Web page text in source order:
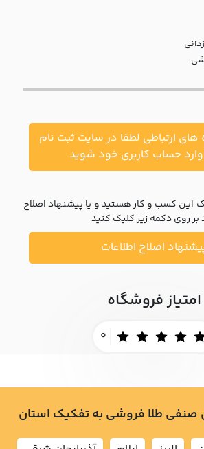
های ارتباطی لطفا در سایت ثبت نام
وارد حساب کاربری خود شوید
این کسب و کار هستید و یا پیشنهاد اصلاح
بر روی دکمه زیر کلیک کنید
اصلاح اطلاعات
امتیاز فروشگاه
0
صنفی طلا فروشی به تفکیک استان